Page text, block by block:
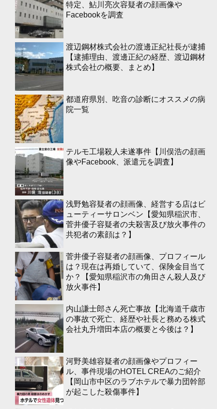
特定、鮎川亮次容疑者の顔画像や
Facebookを調査
渡辺鋼材株式会社の渡邊正紀社長が逮捕
【逮捕理由、渡邊正紀の経歴、渡辺鋼材
株式会社の概要、まとめ】
都道府県別、吃音の診断にオススメの病
院一覧
テルモ工場殺人未遂事件【川俣浩の顔画
像やFacebook、派遣元を調査】
浅野勉容疑者の顔画像、経営する店はビ
ューティーサロンベン【愛知県稲沢市、
菅井優子容疑者の夫殺害及び放火事件の
共犯者の素顔は？】
菅井優子容疑者の顔画像、プロフィール
は？現在は再婚していて、保険金目当て
か？【愛知県稲沢市の角田さん殺人及び
放火事件】
内山謙士郎さん死亡事故【北海道千歳市
の事故で死亡、経歴や社長と務める株式
会社丸升増田本店の概要と今後は？】
河野美雄容疑者の顔画像やプロフィー
ル、事件現場のHOTEL CREAのご紹介
【岡山市中区のラブホテルで暴力団幹部
が起こした殺傷事件】